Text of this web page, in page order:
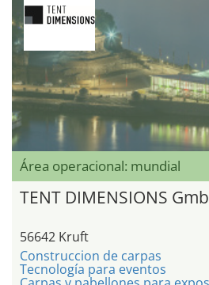
Área operacional: mundial
TENT DIMENSIONS
56642 Kruft
Construccion de carpas
Tecnología para eventos